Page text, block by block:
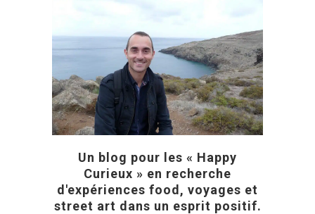
Un blog pour les « Happy
Curieux » en recherche
d'expériences food, voyages et
street art dans un esprit positif.